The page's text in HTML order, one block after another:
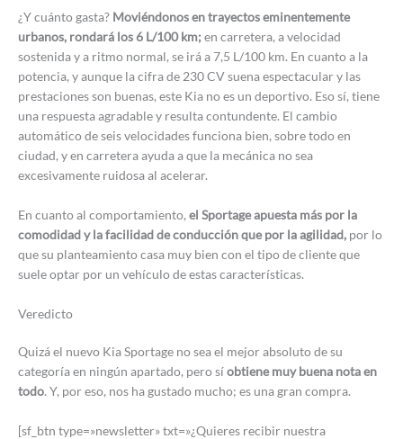
¿Y cuánto gasta? Moviéndonos en trayectos eminentemente
urbanos, rondará los 6 L/100 km; en carretera, a velocidad
sostenida y a ritmo normal, se irá a 7,5 L/100 km. En cuanto a la
potencia, y aunque la cifra de 230 CV suena espectacular y las
prestaciones son buenas, este Kia no es un deportivo. Eso sí, tiene
una respuesta agradable y resulta contundente. El cambio
automático de seis velocidades funciona bien, sobre todo en
ciudad, y en carretera ayuda a que la mecánica no sea
excesivamente ruidosa al acelerar.
En cuanto al comportamiento, el Sportage apuesta más por la
comodidad y la facilidad de conducción que por la agilidad, por lo
que su planteamiento casa muy bien con el tipo de cliente que
suele optar por un vehículo de estas características.
Veredicto
Quizá el nuevo Kia Sportage no sea el mejor absoluto de su
categoría en ningún apartado, pero síobtiene muy buena nota en
todo. Y, por eso, nos ha gustado mucho; es una gran compra.
[sf_btn type=»newsletter» txt=»¿Quieres recibir nuestra